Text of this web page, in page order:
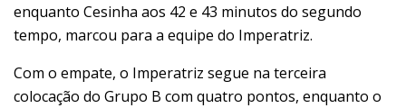
enquanto Cesinha aos 42 e 43 minutos do segundo
tempo, marcou para a equipe do Imperatriz.
Com o empate, o Imperatriz segue na terceira
colocação do Grupo B com quatro pontos, enquanto o